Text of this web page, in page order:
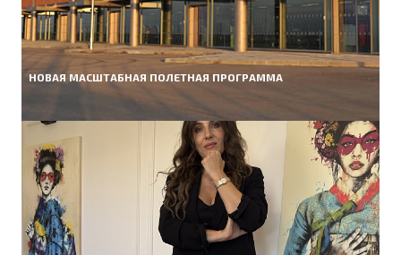
НОВАЯ МАСШТАБНАЯ ПОЛЕТНАЯ ПРОГРАММА